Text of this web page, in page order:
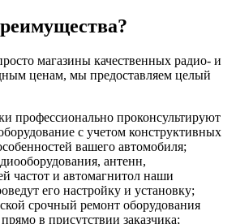
магазины качественных радио- и
ценам, мы предоставляем целый
профессионально проконсультируют
с учетом конструктивных
вашего автомобиля;
антенн,
частот и автомагнитол наши
его настройку и установку;
срочный ремонт оборудования
в присутствии заказчика;